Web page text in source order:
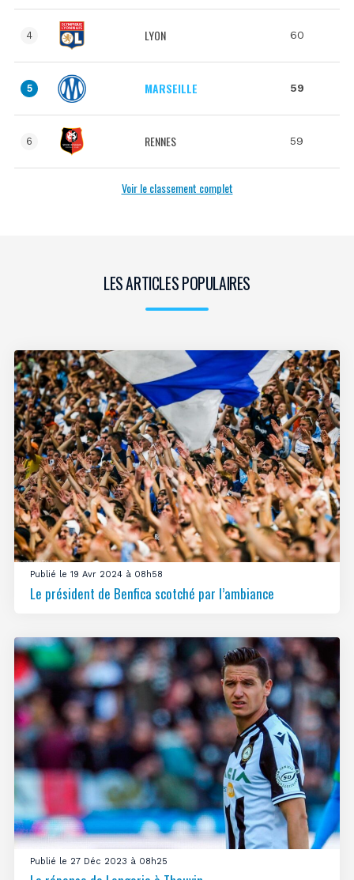
4 LYON 60
5 MARSEILLE 59
6 RENNES 59
Voir le classement complet
LES ARTICLES POPULAIRES
Publié le 19 Avr 2024 à 08h58
Le président de Benfica scotché par l’ambiance
Publié le 27 Déc 2023 à 08h25